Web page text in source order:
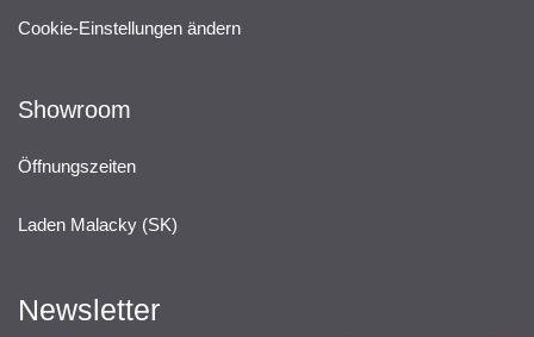
Cookie-Einstellungen ändern
Showroom
Öffnungszeiten
Laden Malacky (SK)
Newsletter